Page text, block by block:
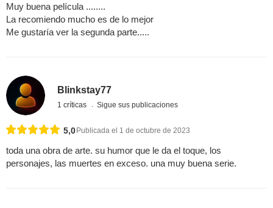
Muy buena película ........
La recomiendo mucho es de lo mejor
Me gustaría ver la segunda parte.....
Blinkstay77
1 críticas Sigue sus publicaciones
5,0Publicada el 1 de octubre de 2023
toda una obra de arte. su humor que le da el toque, los
personajes, las muertes en exceso. una muy buena serie.